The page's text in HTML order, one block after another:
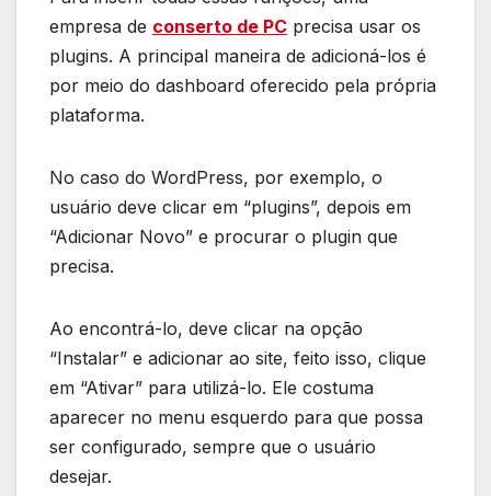
empresa de conserto de PC precisa usar os
plugins. A principal maneira de adicioná-los é
por meio do dashboard oferecido pela própria
plataforma.
No caso do WordPress, por exemplo, o
usuário deve clicar em “plugins”, depois em
“Adicionar Novo” e procurar o plugin que
precisa.
Ao encontrá-lo, deve clicar na opção
“Instalar” e adicionar ao site, feito isso, clique
em “Ativar” para utilizá-lo. Ele costuma
aparecer no menu esquerdo para que possa
ser configurado, sempre que o usuário
desejar.